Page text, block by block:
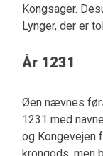
Kongsager.
Lynger, der er
År 1231
Øen nævnes
1231 med
og Kongevejen